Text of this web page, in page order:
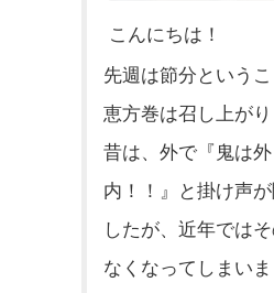
こんにちは！
先週は節分という
恵方巻は召し上が
昔は、外で『鬼は
内！！』
と掛け声
したが、 近年では
なくなってしまいま